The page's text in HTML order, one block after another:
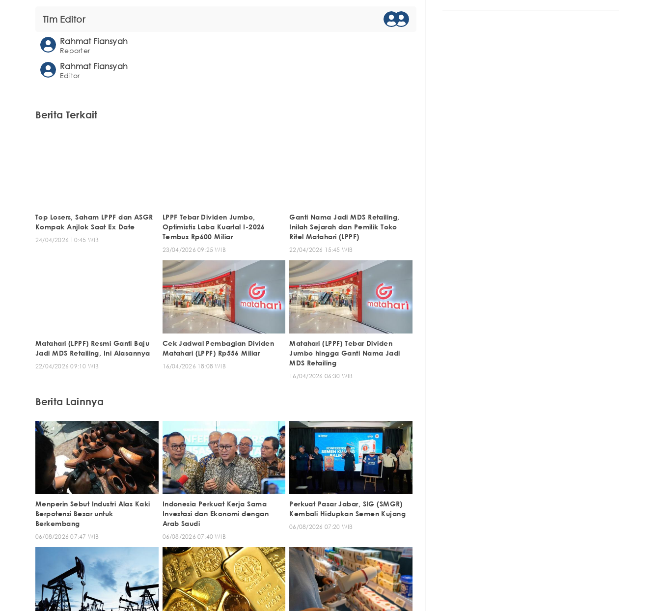
Tim Editor
Rahmat Fiansyah
Reporter
Rahmat Fiansyah
Editor
Berita Terkait
Top Losers, Saham LPPF dan ASGR
Kompak Anjlok Saat Ex Date
24/04/2026 10:45 WIB
LPPF Tebar Dividen Jumbo,
Optimistis Laba Kuartal I-2026
Tembus Rp600 Miliar
23/04/2026 09:25 WIB
Ganti Nama Jadi MDS Retailing,
Inilah Sejarah dan Pemilik Toko
Ritel Matahari (LPPF)
22/04/2026 15:45 WIB
Matahari (LPPF) Resmi Ganti Baju
Jadi MDS Retailing, Ini Alasannya
22/04/2026 09:10 WIB
Cek Jadwal Pembagian Dividen
Matahari (LPPF) Rp556 Miliar
16/04/2026 18:08 WIB
Matahari (LPPF) Tebar Dividen
Jumbo hingga Ganti Nama Jadi
MDS Retailing
16/04/2026 06:30 WIB
Berita Lainnya
Menperin Sebut Industri Alas Kaki
Berpotensi Besar untuk
Berkembang
06/08/2026 07:47 WIB
Indonesia Perkuat Kerja Sama
Investasi dan Ekonomi dengan
Arab Saudi
06/08/2026 07:40 WIB
Perkuat Pasar Jabar, SIG (SMGR)
Kembali Hidupkan Semen Kujang
06/08/2026 07:20 WIB